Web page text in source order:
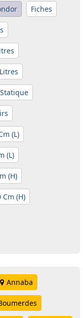
Fiches
(L)
(L)
(H)
Cm (H)
Annaba